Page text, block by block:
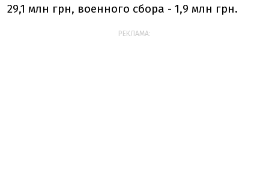
29,1 млн грн, военного сбора - 1,9 млн грн.
РЕКЛАМА: